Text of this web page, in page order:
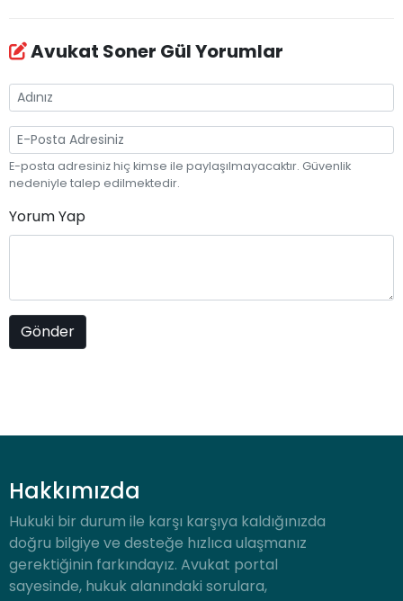
Avukat Soner Gül Yorumlar
E-posta adresiniz hiç kimse ile paylaşılmayacaktır. Güvenlik
nedeniyle talep edilmektedir.
Yorum Yap
Hakkımızda
Hukuki bir durum ile karşı karşıya kaldığınızda
doğru bilgiye ve desteğe hızlıca ulaşmanız
gerektiğinin farkındayız. Avukat portal
sayesinde, hukuk alanındaki sorulara,